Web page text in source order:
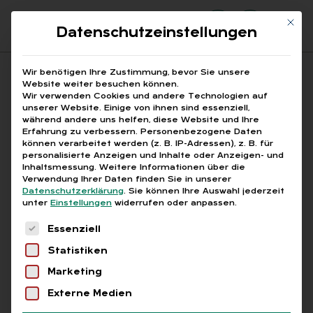
Suchfeld
Suchen
Breadcrumb-Navigation
STARTSEITE AUTOMATISIERUNG MELDEWESEN
Alle Bei­trä­ge mit dem
Schlag­wort „Au­to­ma­ti­
sie­rung Mel­de­we­sen“
Mit
Datenschutzeinstellungen
Wir benötigen Ihre Zustimmung, bevor Sie unsere
Website weiter besuchen können.
Wir verwenden Cookies und andere Technologien auf
unserer Website. Einige von ihnen sind essenziell,
während andere uns helfen, diese Website und Ihre
Erfahrung zu verbessern. Personenbezogene Daten
können verarbeitet werden (z. B. IP-Adressen), z. B. für
personalisierte Anzeigen und Inhalte oder Anzeigen- und
Inhaltsmessung. Weitere Informationen über die
Verwendung Ihrer Daten finden Sie in unserer
Datenschutzerklärung. Sie können Ihre Auswahl jederzeit
unter Einstellungen widerrufen oder anpassen.
Es folgt eine Liste der Service-Gruppen, für
Essenziell
Statistiken
Marketing
Externe Medien